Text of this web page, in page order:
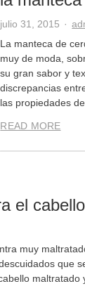
julio 31, 2015
La manteca de
muy de moda,
su gran sabor y
discrepancias
las propiedades
READ MORE
el
muy
que